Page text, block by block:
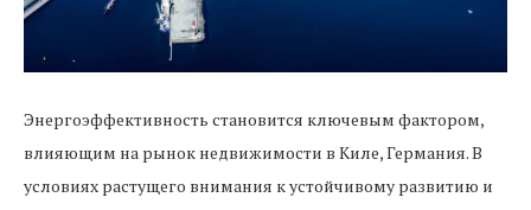
Энергоэффективность становится ключевым фактором,
влияющим на рынок недвижимости в Киле, Германия. В
условиях растущего внимания к устойчивому развитию и